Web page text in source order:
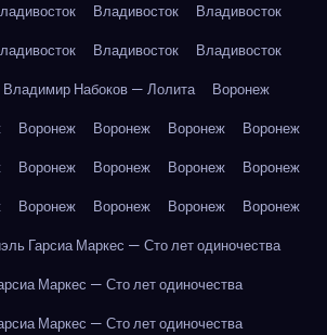
Владивосток
Владивосток
Владивосток
Владивосток
Владимир Набоков — Лолита
Воронеж
Воронеж Воронеж Воронеж
Воронеж
Воронеж Воронеж Воронеж
Воронеж
Воронеж Воронеж Воронеж
Воронеж
Гарсиа Маркес — Сто лет одиночества
Маркес — Сто лет одиночества
Маркес — Сто лет одиночества